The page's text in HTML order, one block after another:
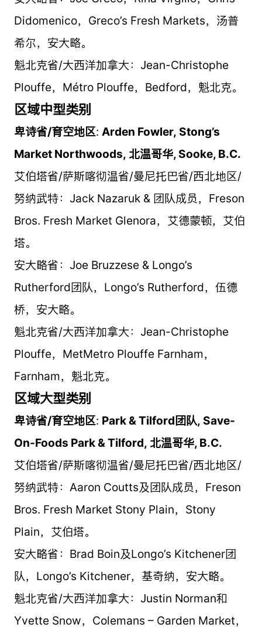
Didomenico，Greco’s Fresh Markets，汤普
希尔，安大略。
魁北克省/大西洋加拿大：Jean-Christophe
Plouffe，Métro Plouffe，Bedford，魁北克。
区域中型类别
卑诗省/育空地区: Arden Fowler, Stong’s
Market Northwoods, 北温哥华, Sooke, B.C.
艾伯塔省/萨斯喀彻温省/曼尼托巴省/西北地区/
努纳武特：Jack Nazaruk & 团队成员，Freson
Bros. Fresh Market Glenora，艾德蒙顿，艾伯
塔。
安大略省：Joe Bruzzese & Longo’s
Rutherford团队，Longo’s Rutherford，伍德
桥，安大略。
魁北克省/大西洋加拿大：Jean-Christophe
Plouffe，MetMetro Plouffe Farnham，
Farnham，魁北克。
区域大型类别
卑诗省/育空地区: Park & Tilford团队, Save-
On-Foods Park & Tilford, 北温哥华, B.C.
艾伯塔省/萨斯喀彻温省/曼尼托巴省/西北地区/
努纳武特：Aaron Coutts及团队成员，Freson
Bros. Fresh Market Stony Plain，Stony
Plain，艾伯塔。
安大略省：Brad Boin及Longo’s Kitchener团
队，Longo’s Kitchener，基奇纳，安大略。
魁北克省/大西洋加拿大：Justin Norman和
Yvette Snow，Colemans – Garden Market，